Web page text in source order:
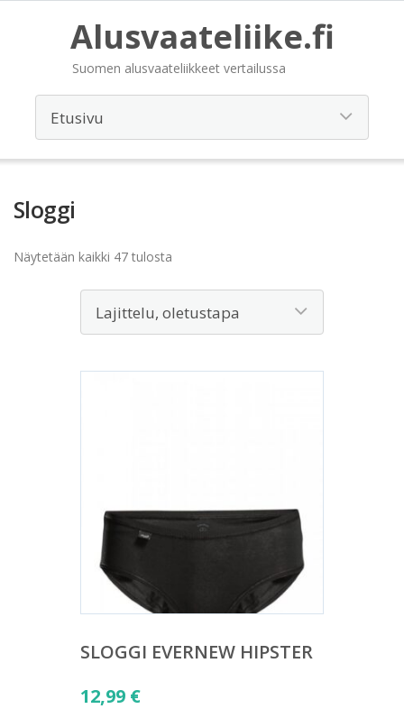
Alusvaateliike.fi
Suomen alusvaateliikkeet vertailussa
Sloggi
Näytetään kaikki 47 tulosta
SLOGGI EVERNEW HIPSTER
12,99 €